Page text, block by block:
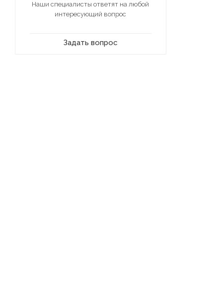
Наши специалисты ответят на любой
интересующий вопрос
Задать вопрос